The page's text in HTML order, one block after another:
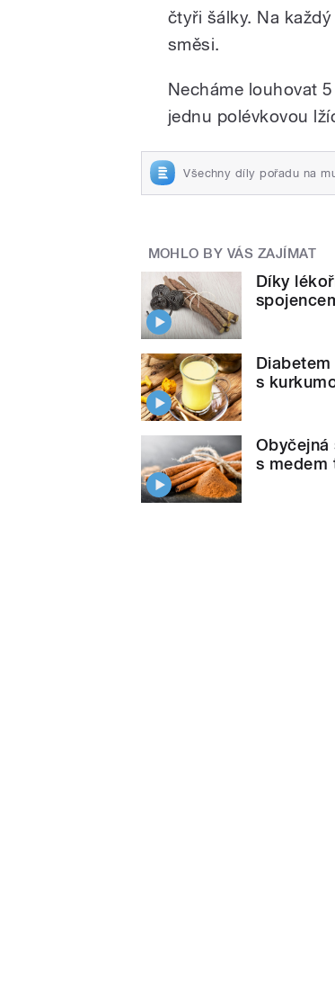
čtyři šálky. Na
směsi.
Necháme louhovat
jednu polévkovou
Všechny díly pořadu na
MOHLO BY VÁS ZAJÍMAT
Díky
s
s medem